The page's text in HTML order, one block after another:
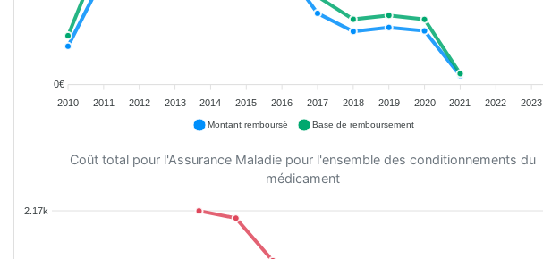
0€
2010
2011 2012 2013 2014 2015 2016 2017 2018 2019 2020 2021 2022 2023
Montant remboursé Base de remboursement
Coût total pour l'Assurance Maladie pour l'ensemble des conditionnements du
médicament
2.17k